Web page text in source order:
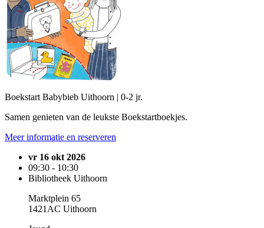
Boekstart Babybieb Uithoorn | 0-2 jr.
Samen genieten van de leukste Boekstartboekjes.
Meer informatie en reserveren
vr 16 okt 2026
09:30 - 10:30
Bibliotheek Uithoorn
Marktplein 65
1421AC Uithoorn